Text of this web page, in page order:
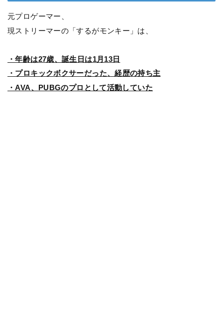
元プロゲーマー、
現ストリーマーの「するがモンキー」は、
・年齢は27歳、誕生日は1月13日
・プロキックボクサーだった、経歴の持ち主
・AVA、PUBGのプロとして活動していた